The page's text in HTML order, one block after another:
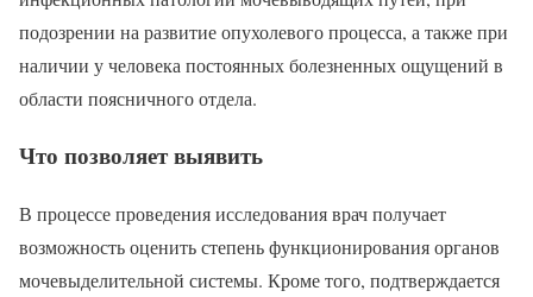
подозрении на развитие опухолевого процесса, а также при
наличии у человека постоянных болезненных ощущений в
области поясничного отдела.
Что позволяет выявить
В процессе проведения исследования врач получает
возможность оценить степень функционирования органов
мочевыделительной системы. Кроме того, подтверждается